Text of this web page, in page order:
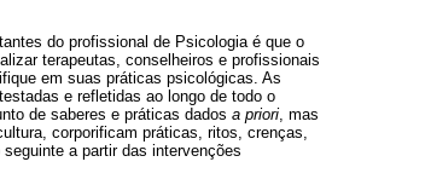
do profissional de Psicologia é que o
terapeutas, conselheiros e profissionais
em suas práticas psicológicas. As
e refletidas ao longo de todo o
de saberes e práticas dados a priori , mas
corporificam práticas, ritos, crenças,
a partir das intervenções